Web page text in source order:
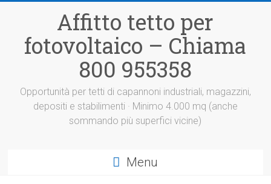
Affitto tetto per
fotovoltaico – Chiama
800 955358
Opportunità per tetti di capannoni industriali, magazzini,
depositi e stabilimenti · Minimo 4.000 mq (anche
sommando più superfici vicine)
Menu